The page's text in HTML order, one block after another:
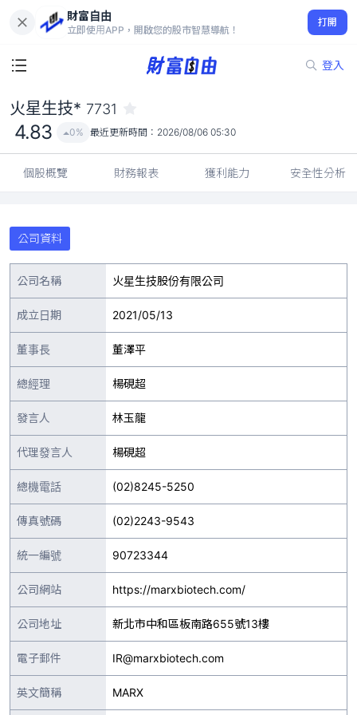
財富自由
立即使用APP，開啟您的股市智慧導航！
打開
登入
4.83
0%
火星生技* 7731
4.83 0% 最近更新時間： 2026/08/06 05:30
個股概覽 財務報表 獲利能力 安全性分析
公司資料
公司名稱 火星生技股份有限公司
成立日期 2021/05/13
董事長 董澤平
總經理 楊硯超
發言人 林玉龍
代理發言人 楊硯超
總機電話 (02)8245-5250
傳真號碼 (02)2243-9543
統一編號 90723344
公司網站 https://marxbiotech.com/
公司地址 新北市中和區板南路655號13樓
電子郵件 IR@marxbiotech.com
英文簡稱 MARX